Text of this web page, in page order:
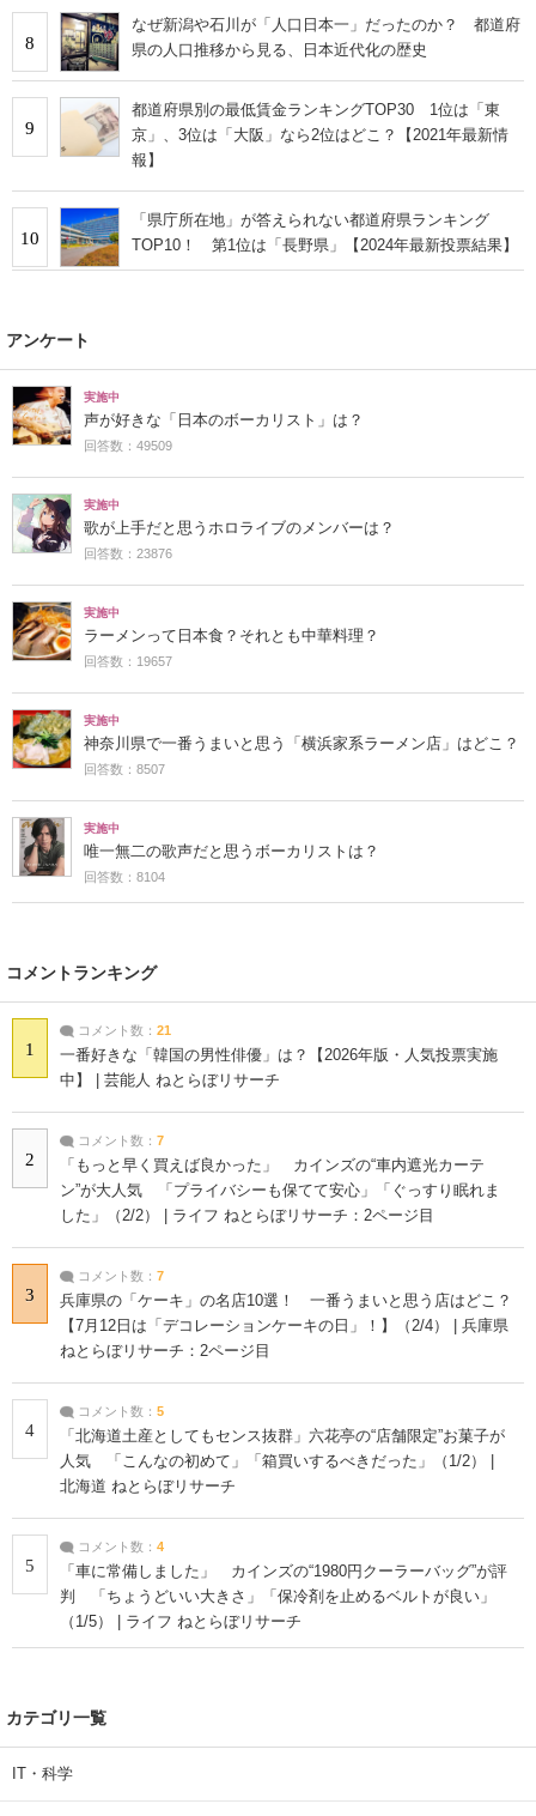
8
なぜ新潟や石川が「人口日本一」だったのか？ 都道府
県の人口推移から見る、日本近代化の歴史
9
都道府県別の最低賃金ランキングTOP30 1位は「東
京」、3位は「大阪」なら2位はどこ？【2021年最新情
報】
10
「県庁所在地」が答えられない都道府県ランキング
TOP10！ 第1位は「長野県」【2024年最新投票結果】
アンケート
実施中
声が好きな「日本のボーカリスト」は？
回答数：49509
実施中
歌が上手だと思うホロライブのメンバーは？
回答数：23876
実施中
ラーメンって日本食？それとも中華料理？
回答数：19657
実施中
神奈川県で一番うまいと思う「横浜家系ラーメン店」はどこ？
回答数：8507
実施中
唯一無二の歌声だと思うボーカリストは？
回答数：8104
コメントランキング
1
コメント数： 21
一番好きな「韓国の男性俳優」は？【2026年版・人気投票実施
中】 | 芸能人 ねとらぼリサーチ
2
コメント数： 7
「もっと早く買えば良かった」 カインズの“車内遮光カーテ
ン”が大人気 「プライバシーも保てて安心」「ぐっすり眠れま
した」（2/2） | ライフ ねとらぼリサーチ：2ページ目
3
コメント数： 7
兵庫県の「ケーキ」の名店10選！ 一番うまいと思う店はどこ？
【7月12日は「デコレーションケーキの日」！】（2/4） | 兵庫県
ねとらぼリサーチ：2ページ目
4
コメント数： 5
「北海道土産としてもセンス抜群」六花亭の“店舗限定”お菓子が
人気 「こんなの初めて」「箱買いするべきだった」（1/2） |
北海道 ねとらぼリサーチ
5
コメント数： 4
「車に常備しました」 カインズの“1980円クーラーバッグ”が評
判 「ちょうどいい大きさ」「保冷剤を止めるベルトが良い」
（1/5） | ライフ ねとらぼリサーチ
カテゴリ一覧
IT・科学